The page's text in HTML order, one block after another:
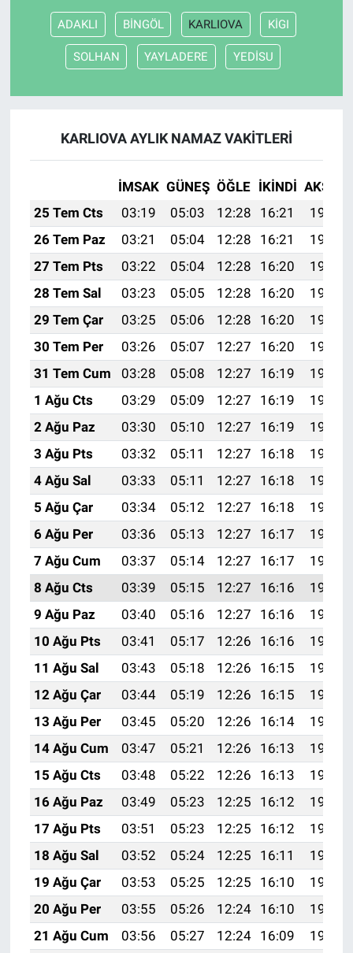
ADAKLI BİNGÖL KARLIOVA KİGI
SOLHAN YAYLADERE YEDİSU
KARLIOVA AYLIK NAMAZ VAKITLERI
İMSAK GÜNEŞ ÖĞLE İKINDI AKŞAM
25 Tem Cts
03:19 05:03 12:28 16:21
19:42
26 Tem Paz
03:21 05:04 12:28 16:21
19:42
27 Tem Pts
03:22 05:04 12:28 16:20
19:41
28 Tem Sal
03:23 05:05 12:28 16:20
19:40
29 Tem Çar
03:25 05:06 12:28 16:20
19:39
30 Tem Per
03:26 05:07 12:27 16:20
19:38
31 Tem Cum
03:28 05:08 12:27 16:19
19:37
1 Ağu Cts
03:29 05:09 12:27 16:19
19:36
2 Ağu Paz
03:30 05:10 12:27 16:19
19:35
3 Ağu Pts
03:32 05:11 12:27 16:18
19:34
4 Ağu Sal
03:33 05:11 12:27 16:18
19:33
5 Ağu Çar
03:34 05:12 12:27 16:18
19:32
6 Ağu Per
03:36 05:13 12:27 16:17
19:31
7 Ağu Cum
03:37 05:14 12:27 16:17
19:29
8 Ağu Cts
03:39 05:15 12:27 16:16
19:28
9 Ağu Paz
03:40 05:16 12:27 16:16
19:27
10 Ağu Pts
03:41 05:17 12:26 16:16
19:26
11 Ağu Sal
03:43 05:18 12:26 16:15
19:25
12 Ağu Çar
03:44 05:19 12:26 16:15
19:23
13 Ağu Per
03:45 05:20 12:26 16:14
19:22
14 Ağu Cum
03:47 05:21 12:26 16:13
19:21
15 Ağu Cts
03:48 05:22 12:26 16:13
19:20
16 Ağu Paz
03:49 05:23 12:25 16:12
19:18
17 Ağu Pts
03:51 05:23 12:25 16:12
19:17
18 Ağu Sal
03:52 05:24 12:25 16:11
19:16
19 Ağu Çar
03:53 05:25 12:25 16:10
19:14
20 Ağu Per
03:55 05:26 12:24 16:10
19:13
21 Ağu Cum
03:56 05:27 12:24 16:09
19:11
Nöbetçi Eczaneler